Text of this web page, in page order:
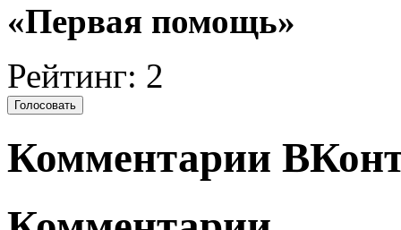
«Первая помощь»
Рейтинг: 2
Комментарии